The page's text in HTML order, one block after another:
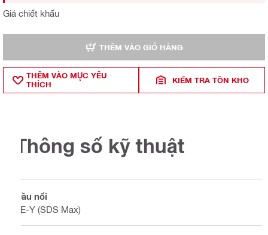
Giá chiết khấu
THÊM VÀO GIỎ HÀNG
THÊM VÀO MỤ̣C YÊU
THÍCH
KIỂM TRA TỒN KHO
Thông số kỹ thuật
Đầu nối
TE-Y (SDS Max)